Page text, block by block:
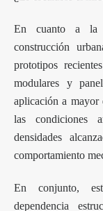
En cuanto a la
construcción
prototipos
modulares y
aplicación a mayor
las condiciones
densidades
comportamiento
En conjunto,
dependencia